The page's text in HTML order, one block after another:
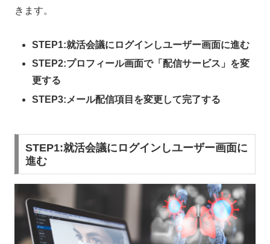
きます。
STEP1:就活会議にログインしユーザー画面に進む
STEP2:プロフィール画面で「配信サービス」を変
更する
STEP3:メール配信項目を変更して完了する
STEP1:就活会議にログインしユーザー画面に
進む